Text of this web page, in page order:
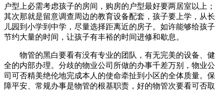
户型上必需考虑孩子的房间，购房的户型最好要两居室以上；
其次那就是留意调查周边的教育设备配套，孩子要上学，从长
儿园到小学到中学，尽量选择距离近的房子。如许能够给孩子
节约大量的时间，让孩子有丰裕的时间进修和歇息。
物管的黑白要看有没有专业的团队，有无完美的设备、健
全的内部办理。分歧的物业公司所做的办事千差万别，物业公
司可否精美绝伦地完成本人的使命牵扯到小区的全体质量。保
障平安、常规办事是物管的根基职责，好的物管次要看可否取